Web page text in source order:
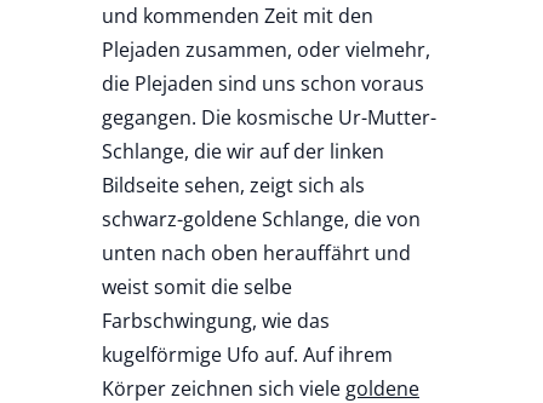
und kommenden Zeit mit den
Plejaden zusammen, oder vielmehr,
die Plejaden sind uns schon voraus
gegangen. Die kosmische Ur-Mutter-
Schlange, die wir auf der linken
Bildseite sehen, zeigt sich als
schwarz-goldene Schlange, die von
unten nach oben herauffährt und
weist somit die selbe
Farbschwingung, wie das
kugelförmige Ufo auf. Auf ihrem
Körper zeichnen sich viele goldene